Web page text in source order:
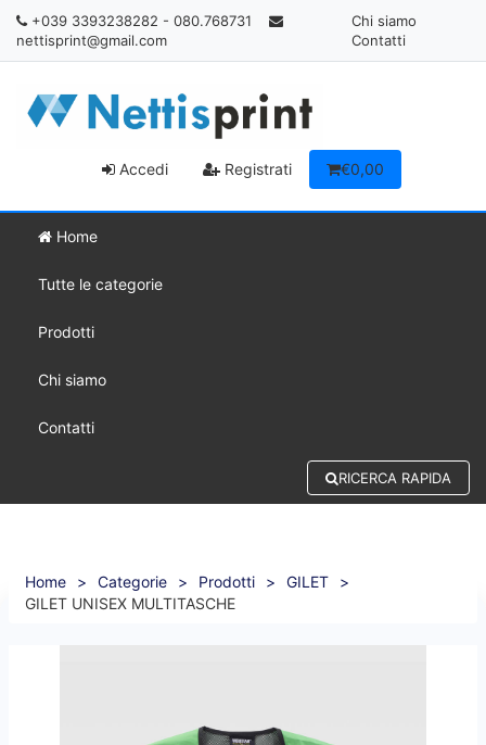
+039 3393238282 - 080.768731
nettisprint@gmail.com
Chi siamo
Contatti
Accedi Registrati €0,00
Home
Tutte le categorie
Prodotti
Chi siamo
Contatti
RICERCA RAPIDA
Home > Categorie > Prodotti > GILET
>
GILET UNISEX MULTITASCHE